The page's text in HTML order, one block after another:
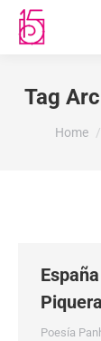
Tag
You
Home
Poesía